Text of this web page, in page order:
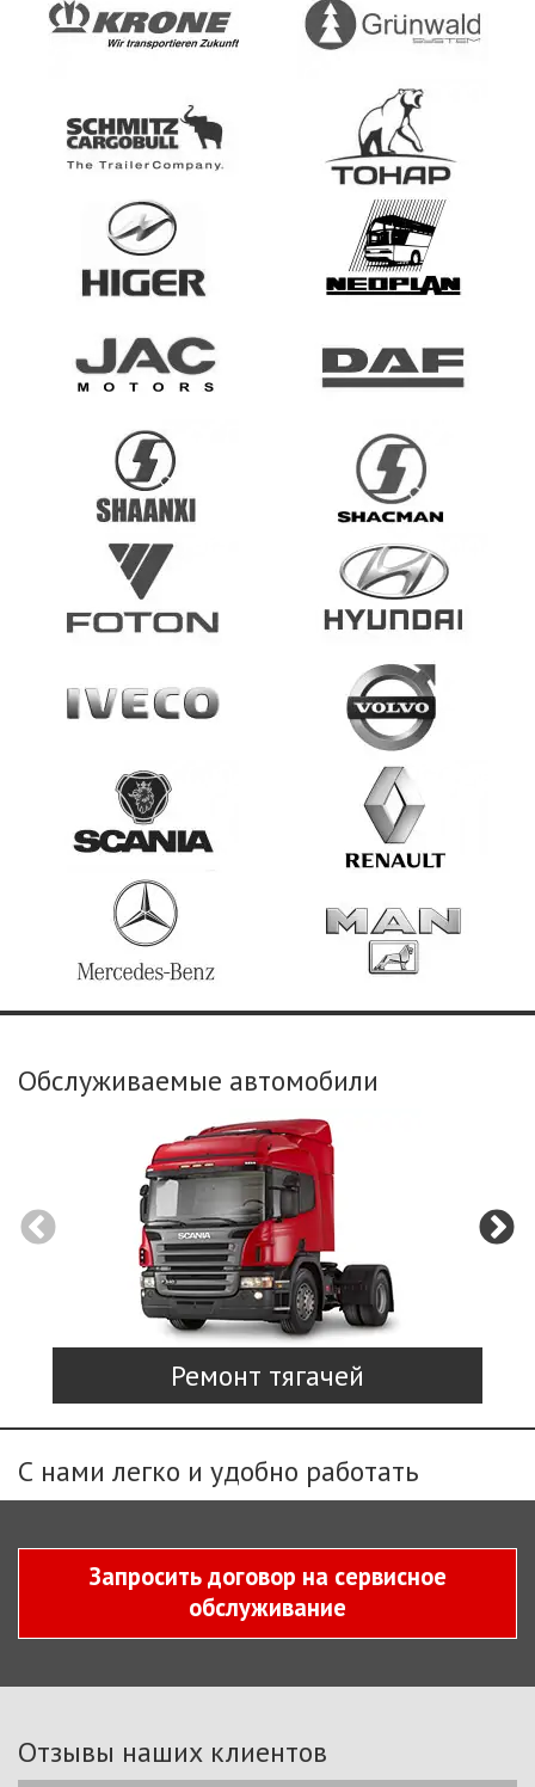
Обслуживаемые автомобили
Ремонт тягачей
С нами легко и удобно работать
Запросить договор на сервисное
обслуживание
Отзывы наших клиентов